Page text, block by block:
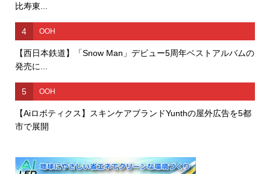
比寿東...
4 OOH
【西日本鉄道】「Snow Man」デビュー5周年ベストアルバムの
発売に...
5 OOH
【Aiロボティクス】スキンケアブランドYunthの屋外広告を5都
市で展開